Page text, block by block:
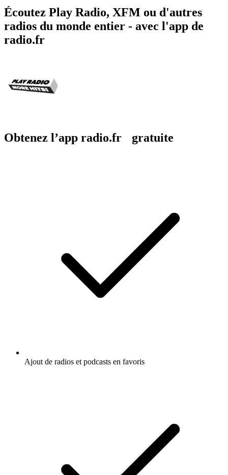
Écoutez Play Radio, XFM ou d'autres
radios du monde entier - avec l'app de
radio.fr
Obtenez l’app radio.fr gratuite
Ajout de radios et podcasts en favoris